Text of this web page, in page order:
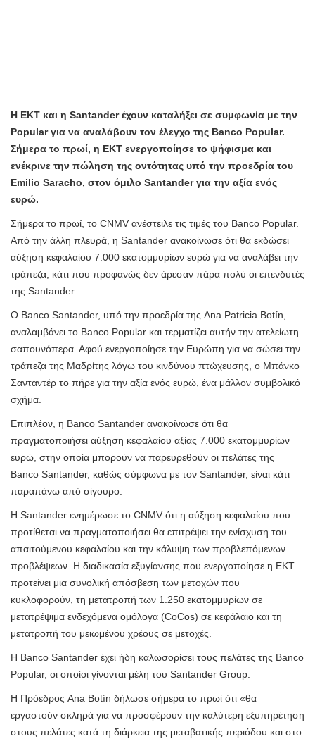
Η ΕΚΤ και η Santander έχουν καταλήξει σε συμφωνία με την
Popular για να αναλάβουν τον έλεγχο της Banco Popular.
Σήμερα το πρωί, η ΕΚΤ ενεργοποίησε το ψήφισμα και
ενέκρινε την πώληση της οντότητας υπό την προεδρία του
Emilio Saracho, στον όμιλο Santander για την αξία ενός
ευρώ.
Σήμερα το πρωί, το CNMV ανέστειλε τις τιμές του Banco Popular.
Από την άλλη πλευρά, η Santander ανακοίνωσε ότι θα εκδώσει
αύξηση κεφαλαίου 7.000 εκατομμυρίων ευρώ για να αναλάβει την
τράπεζα, κάτι που προφανώς δεν άρεσαν πάρα πολύ οι επενδυτές
της Santander.
Ο Banco Santander, υπό την προεδρία της Ana Patricia Botín,
αναλαμβάνει το Banco Popular και τερματίζει αυτήν την ατελείωτη
σαπουνόπερα. Αφού ενεργοποίησε την Ευρώπη για να σώσει την
τράπεζα της Μαδρίτης λόγω του κινδύνου πτώχευσης, ο Μπάνκο
Σανταντέρ το πήρε για την αξία ενός ευρώ, ένα μάλλον συμβολικό
σχήμα.
Επιπλέον, η Banco Santander ανακοίνωσε ότι θα
πραγματοποιήσει αύξηση κεφαλαίου αξίας 7.000 εκατομμυρίων
ευρώ, στην οποία μπορούν να παρευρεθούν οι πελάτες της
Banco Santander, καθώς σύμφωνα με τον Santander, είναι κάτι
παραπάνω από σίγουρο.
Η Santander ενημέρωσε το CNMV ότι η αύξηση κεφαλαίου που
προτίθεται να πραγματοποιήσει θα επιτρέψει την ενίσχυση του
απαιτούμενου κεφαλαίου και την κάλυψη των προβλεπόμενων
προβλέψεων. Η διαδικασία εξυγίανσης που ενεργοποίησε η ΕΚΤ
προτείνει μια συνολική απόσβεση των μετοχών που
κυκλοφορούν, τη μετατροπή των 1.250 εκατομμυρίων σε
μετατρέψιμα ενδεχόμενα ομόλογα (CoCos) σε κεφάλαιο και τη
μετατροπή του μειωμένου χρέους σε μετοχές.
Η Banco Santander έχει ήδη καλωσορίσει τους πελάτες της Banco
Popular, οι οποίοι γίνονται μέλη του Santander Group.
Η Πρόεδρος Ana Botín δήλωσε σήμερα το πρωί ότι «θα
εργαστούν σκληρά για να προσφέρουν την καλύτερη εξυπηρέτηση
στους πελάτες κατά τη διάρκεια της μεταβατικής περιόδου και στο